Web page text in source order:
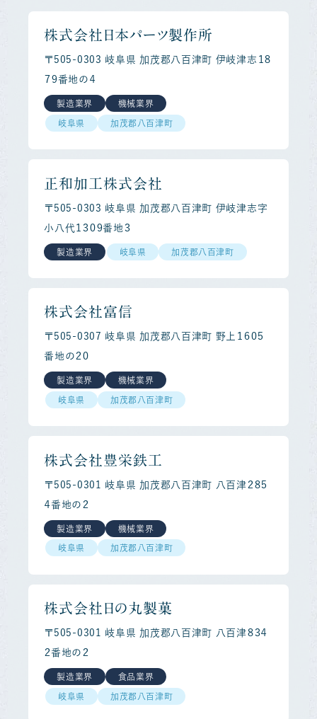
株式会社日本パーツ製作所
〒505-0303 岐阜県 加茂郡八百津町 伊岐津志１８
７９番地の４
製造業界 機械業界
岐阜県 加茂郡八百津町
正和加工株式会社
〒505-0303 岐阜県 加茂郡八百津町 伊岐津志字
小八代１３０９番地３
製造業界 岐阜県 加茂郡八百津町
株式会社富信
〒505-0307 岐阜県 加茂郡八百津町 野上１６０５
番地の２０
製造業界 機械業界
岐阜県 加茂郡八百津町
株式会社豊栄鉄工
〒505-0301 岐阜県 加茂郡八百津町 八百津２８５
４番地の２
製造業界 機械業界
岐阜県 加茂郡八百津町
株式会社日の丸製菓
〒505-0301 岐阜県 加茂郡八百津町 八百津８３４
２番地の２
製造業界 食品業界
岐阜県 加茂郡八百津町